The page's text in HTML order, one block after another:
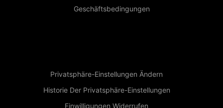
Geschäftsbedingungen
Privatsphäre-Einstellungen Ändern
Historie Der Privatsphäre-Einstellungen
Einwilligungen Widerrufen